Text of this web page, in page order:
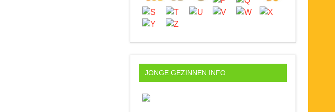
JONGE GEZINNEN INFO